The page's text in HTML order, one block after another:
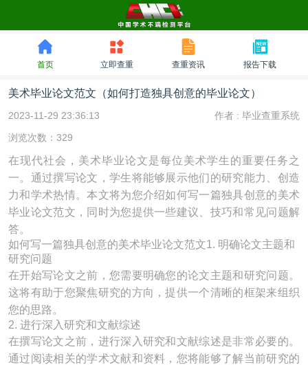
首页 立即查重 查重资讯 报告下载
美术毕业论文范文（如何打造独具创意的毕业论文）
2023-11-29 23:36:13 作者 : 毕业查重系统
浏览次数：329
在现代社会，美术毕业论文是每位美术学生的重要任务之
一。通过撰写论文，学生将能够展示他们的研究能力、创造
力和学术热情。本文将为您介绍如何写一篇独具创意的美术
毕业论文范文，同时为您提供一些建议、技巧和常见问题解
答。
如何写一篇独具创意的美术毕业论文范文1. 明确论文主题和
研究问题
在开始写论文之前，您需要明确您的论文主题和研究问题。
这将有助于您聚焦研究的方向，提供一个清晰的框架来组织
您的思路。
2. 进行深入研究和文献综述
在撰写论文之前，进行深入研究和文献综述是非常必要的。
通过阅读相关的学术文献和资料，您将能够了解当前研究的